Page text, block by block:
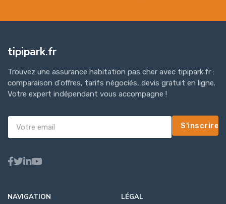
tipipark.fr
Trouvez une assurance habitation pas cher avec tipipark.fr :
comparaison d'offres, tarifs négociés, devis gratuit en ligne.
Votre expert indépendant vous accompagne !
S'inscrire
NAVIGATION LÉGAL